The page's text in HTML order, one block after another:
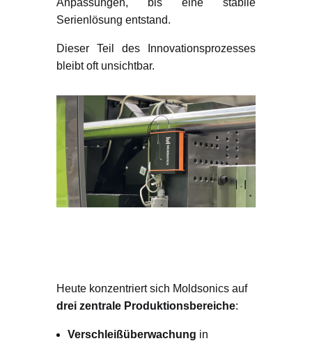
Serienlösung entstand.
Dieser Teil des Innovationsprozesses
bleibt oft unsichtbar.
Heute konzentriert sich Moldsonics auf
drei zentrale Produktionsbereiche:
Verschleißüberwachung in